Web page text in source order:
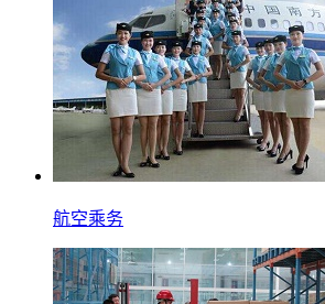
航空乘务